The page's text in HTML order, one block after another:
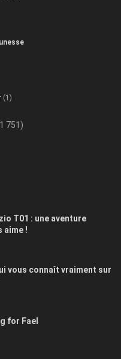
(1)
751)
T01 : une aventure
aime !
vous connaît vraiment sur
for Fael